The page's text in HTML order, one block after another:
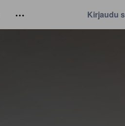
Kirjaudu